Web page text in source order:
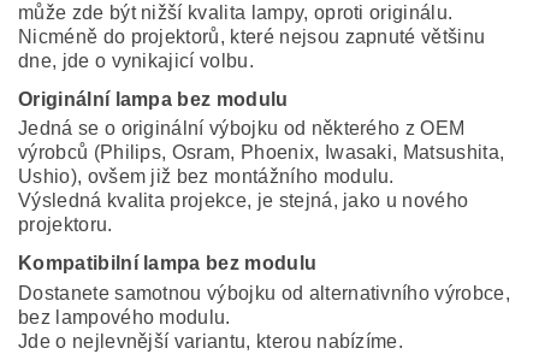
může zde být nižší kvalita lampy, oproti originálu.
Nicméně do projektorů, které nejsou zapnuté většinu
dne, jde o vynikajicí volbu.
Originální lampa bez modulu
Jedná se o originální výbojku od některého z OEM
výrobců (Philips, Osram, Phoenix, Iwasaki, Matsushita,
Ushio), ovšem již bez montážního modulu.
Výsledná kvalita projekce, je stejná, jako u nového
projektoru.
Kompatibilní lampa bez modulu
Dostanete samotnou výbojku od alternativního výrobce,
bez lampového modulu.
Jde o nejlevnější variantu, kterou nabízíme.